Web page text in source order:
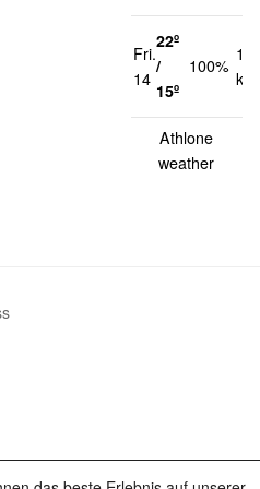
Fri.
14
22º
/
15º
100%
13
Athlone
weather